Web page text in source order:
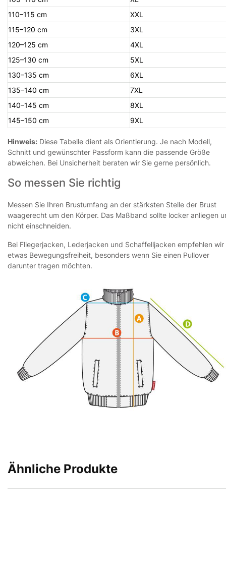
110–115 cm
XXL
115–120 cm
3XL
120–125 cm
4XL
125–130 cm
5XL
130–135 cm
6XL
135–140 cm
7XL
140–145 cm
8XL
145–150 cm
9XL
Hinweis: Diese Tabelle dient als Orientierung. Je nach Modell,
Schnitt und gewünschter Passform kann die passende Größe
abweichen. Bei Unsicherheit beraten wir Sie gerne persönlich.
So messen Sie richtig
Messen Sie Ihren Brustumfang an der stärksten Stelle der Brust
waagerecht um den Körper. Das Maßband sollte locker anliegen
nicht einschneiden.
Bei Fliegerjacken, Lederjacken und Schaffelljacken empfehlen wir
etwas Bewegungsfreiheit, besonders wenn Sie einen Pullover
darunter tragen möchten.
Ähnliche Produkte